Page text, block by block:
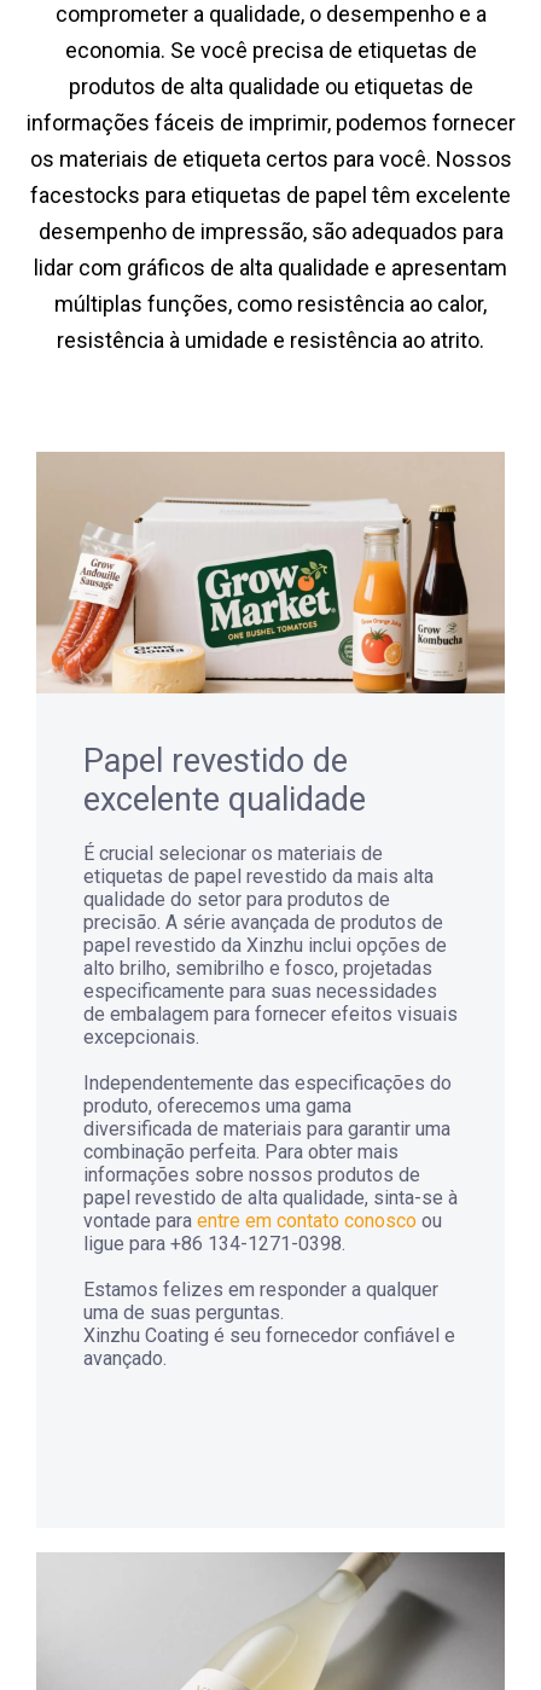
comprometer a qualidade, o desempenho e a
economia. Se você precisa de etiquetas de
produtos de alta qualidade ou etiquetas de
informações fáceis de imprimir, podemos fornecer
os materiais de etiqueta certos para você. Nossos
facestocks para etiquetas de papel têm excelente
desempenho de impressão, são adequados para
lidar com gráficos de alta qualidade e apresentam
múltiplas funções, como resistência ao calor,
resistência à umidade e resistência ao atrito.
Papel revestido de
excelente qualidade
É crucial selecionar os materiais de
etiquetas de papel revestido da mais alta
qualidade do setor para produtos de
precisão. A série avançada de produtos de
papel revestido da Xinzhu inclui opções de
alto brilho, semibrilho e fosco, projetadas
especificamente para suas necessidades
de embalagem para fornecer efeitos visuais
excepcionais.
Independentemente das especificações do
produto, oferecemos uma gama
diversificada de materiais para garantir uma
combinação perfeita. Para obter mais
informações sobre nossos produtos de
papel revestido de alta qualidade, sinta-se à
vontade para entre em contato conosco ou
ligue para +86 134-1271-0398.
Estamos felizes em responder a qualquer
uma de suas perguntas.
Xinzhu Coating é seu fornecedor confiável e
avançado.